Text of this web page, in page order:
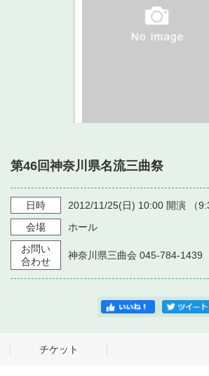
・ よくある質問
・ 施設を借りる
・ 空き状況
・ 抽選対象日
・ 利用料金
音楽堂について
・ 音楽堂のご案内
・ フロアマップ
・ 芸術参与
神奈川県立音楽堂
SNS
第46回神奈川県名流三曲祭
日時 2012/11/25(日) 10:00 開演 （
会場
ホール
お問い
合わせ
神奈川県三曲会 045-784-1439
チケット